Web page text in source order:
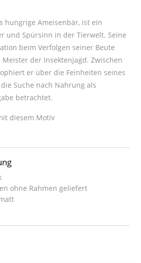
hungrige Ameisenbär, ist ein
und Spürsinn in der Tierwelt. Seine
beim Verfolgen seiner Beute
der Insektenjagd. Zwischen
er über die Feinheiten seines
Suche nach Nahrung als
betrachtet.
diesem Motiv
ohne Rahmen geliefert